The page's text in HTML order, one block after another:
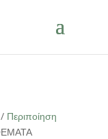
/ Περιποίηση